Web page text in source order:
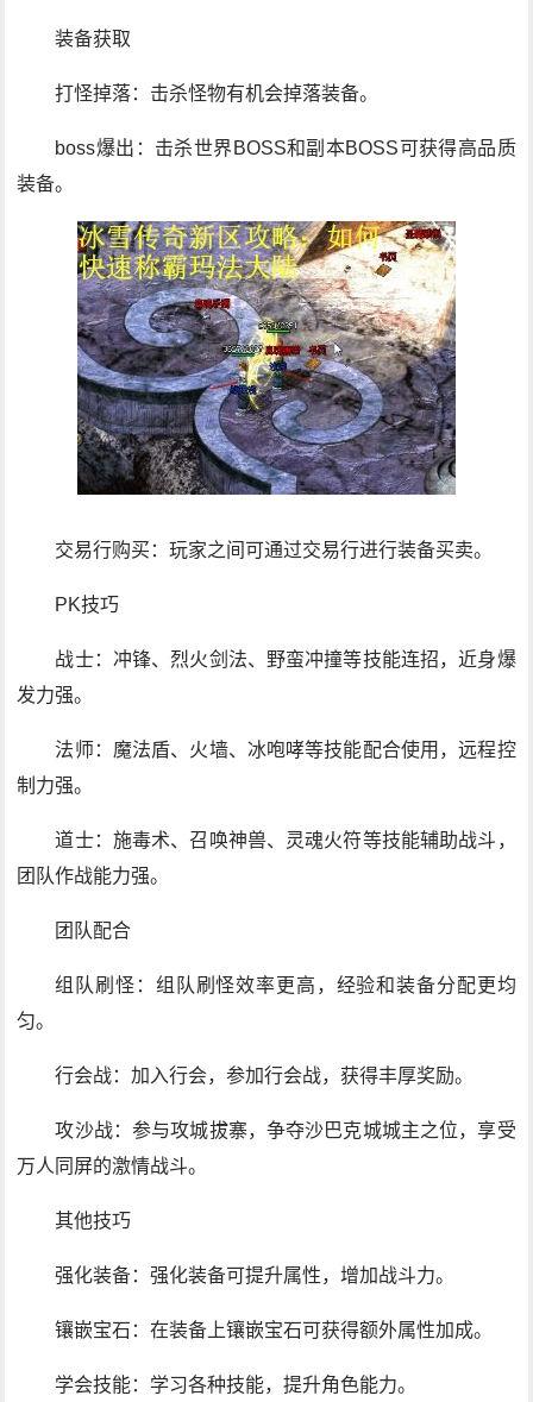
装备获取
打怪掉落：击杀怪物有机会掉落装备。
boss爆出：击杀世界BOSS和副本BOSS可获得高品质
装备。
交易行购买：玩家之间可通过交易行进行装备买卖。
PK技巧
战士：冲锋、烈火剑法、野蛮冲撞等技能连招，近身爆
发力强。
法师：魔法盾、火墙、冰咆哮等技能配合使用，远程控
制力强。
道士：施毒术、召唤神兽、灵魂火符等技能辅助战斗，
团队作战能力强。
团队配合
组队刷怪：组队刷怪效率更高，经验和装备分配更均
匀。
行会战：加入行会，参加行会战，获得丰厚奖励。
攻沙战：参与攻城拔寨，争夺沙巴克城城主之位，享受
万人同屏的激情战斗。
其他技巧
强化装备：强化装备可提升属性，增加战斗力。
镶嵌宝石：在装备上镶嵌宝石可获得额外属性加成。
学会技能：学习各种技能，提升角色能力。